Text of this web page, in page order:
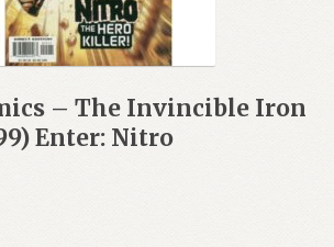
– The Invincible Iron
Enter: Nitro